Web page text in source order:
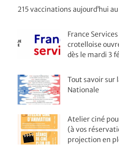
215 vaccinations aujourd’hui
France
crotelloise
dès le mardi 3
Tout savoir sur
Nationale
Atelier ciné
(à vos
projection en